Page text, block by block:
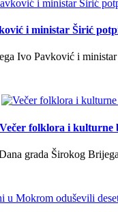
i ministar Širić
Ivo Pavković i
Večer folklora i kulturne
grada Širokog